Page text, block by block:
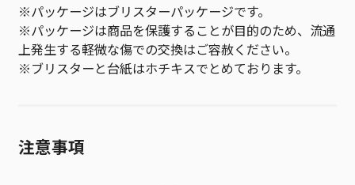
※パッケージはブリスターパッケージです。
※パッケージは商品を保護することが目的のため、流通
上発生する軽微な傷での交換はご容赦ください。
※ブリスターと台紙はホチキスでとめております。
注意事項